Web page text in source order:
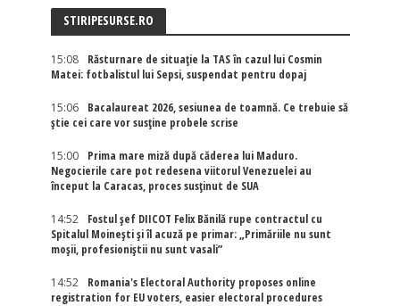
STIRIPESURSE.RO
15:08
Răsturnare de situație la TAS în cazul lui Cosmin
Matei: fotbalistul lui Sepsi, suspendat pentru dopaj
15:06
Bacalaureat 2026, sesiunea de toamnă. Ce trebuie să
știe cei care vor susține probele scrise
15:00
Prima mare miză după căderea lui Maduro.
Negocierile care pot redesena viitorul Venezuelei au
început la Caracas, proces susținut de SUA
14:52
Fostul șef DIICOT Felix Bănilă rupe contractul cu
Spitalul Moinești și îl acuză pe primar: „Primăriile nu sunt
moșii, profesioniștii nu sunt vasali”
14:52
Romania's Electoral Authority proposes online
registration for EU voters, easier electoral procedures